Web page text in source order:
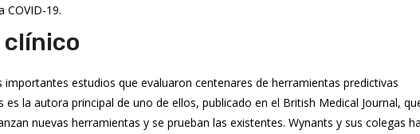
COVID-19.
clínico
estudios que evaluaron centenares de herramientas predictivas
la autora principal de uno de ellos, publicado en el British Medical Journal,
nuevas herramientas y se prueban las existentes. Wynants y sus colegas